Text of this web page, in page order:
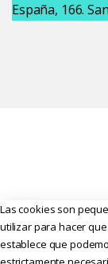
España, 166.
Las cookies son
utilizar para hacer
establece que